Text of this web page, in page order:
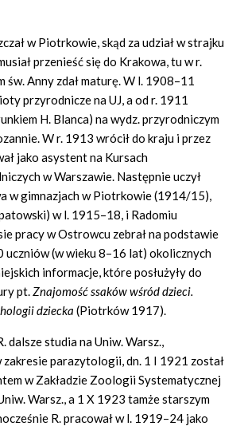
w Piotrkowie, skąd za udział w strajku
przenieść się do Krakowa, tu w r.
św. Anny zdał maturę. W l. 1908–11
przyrodnicze na UJ, a od r. 1911
H. Blanca) na wydz. przyrodniczym
W r. 1913 wrócił do kraju i przez
jako asystent na Kursach
w Warszawie. Następnie uczył
w gimnazjach w Piotrkowie (1914/15),
w l. 1915–18, i Radomiu
pracy w Ostrowcu zebrał na podstawie
uczniów (w wieku 8–16 lat) okolicznych
informacje, które posłużyły do
pt.Znajomość ssaków wśród dzieci.
dziecka(Piotrków 1917).
dalsze studia na Uniw. Warsz.,
zakresie parazytologii, dn. 1 I 1921 został
w Zakładzie Zoologii Systematycznej
Warsz., a 1 X 1923 tamże starszym
R. pracował w l. 1919–24 jako